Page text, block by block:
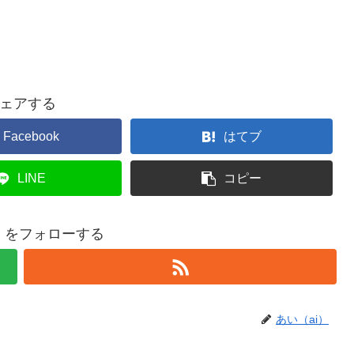
アする
Facebook はてブ
LINE コピー
をフォローする
あい（ai）